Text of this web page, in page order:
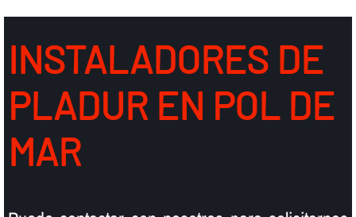
INSTALADORES DE
PLADUR EN POL DE
MAR